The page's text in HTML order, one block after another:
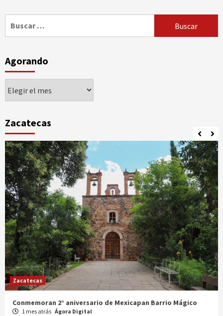
Agorando
Zacatecas
Zacatecas
Celebran XX Cabalgata Toma de Zacatecas
1 mes atrás Ágora Digital